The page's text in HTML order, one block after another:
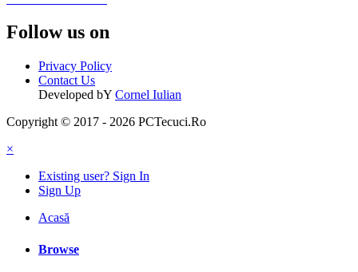
Follow us on
Privacy Policy
Contact Us
Developed bY Cornel Iulian
Copyright © 2017 - 2026 PCTecuci.Ro
×
Existing user? Sign In
Sign Up
Acasă
Browse